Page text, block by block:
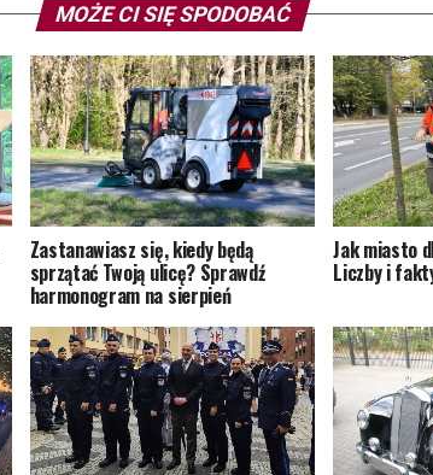
MOŻE CI SIĘ SPODOBAĆ
Zastanawiasz się, kiedy będą
sprzątać Twoją ulicę? Sprawdź
harmonogram na sierpień
Jak miasto
Liczby i